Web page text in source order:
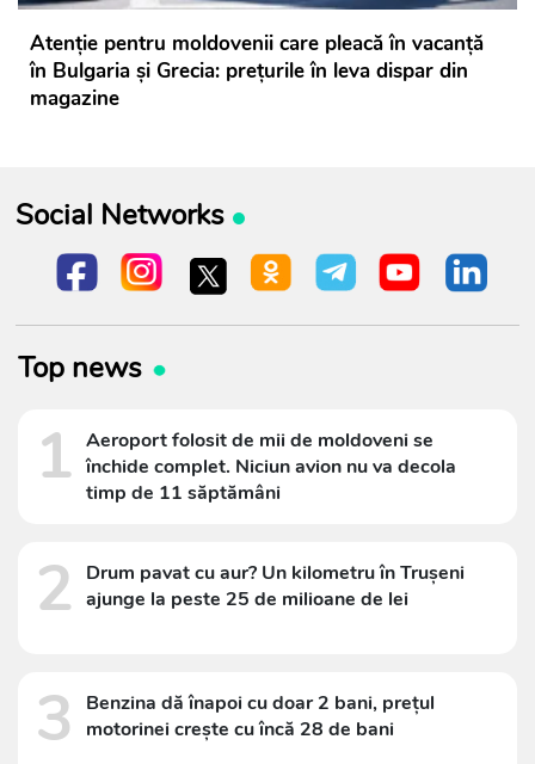
Atenție pentru moldovenii care pleacă în vacanță
în Bulgaria și Grecia: prețurile în leva dispar din
magazine
Social Networks
Top news
1 Aeroport folosit de mii de moldoveni se
închide complet. Niciun avion nu va decola
timp de 11 săptămâni
2
Drum pavat cu aur? Un kilometru în Trușeni
ajunge la peste 25 de milioane de lei
3
Benzina dă înapoi cu doar 2 bani, prețul
motorinei crește cu încă 28 de bani